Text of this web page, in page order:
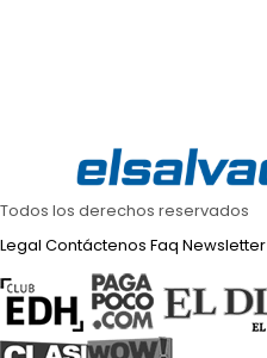
Todos los derechos reservados
Legal Contáctenos Faq Newsletter